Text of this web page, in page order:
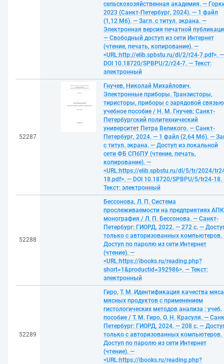
сельскохозяйственная академия. —
2023 (Санкт-Петербург, 2024). — 1 файл
(1,12 Мб). — Загл. с титул. экрана. —
Электронная версия печатной
— Свободный доступ из сети Интернет
(чтение, печать, копирование). —
<URL:http://elib.spbstu.ru/dl/2/r24-7.pdf>. —
DOI 10.18720/SPBPU/2/r24-7. — Текст:
электронный
52287
Гнучев, Николай Михайлович.
Электронные приборы. Транзисторы,
тиристоры, приборы с зарядовой
учебное пособие / Н. М. Гнучев; Санкт-
Петербургский политехнический
университет Петра Великого. — Санкт-
Петербург, 2024. — 1 файл (2,64 Мб). —
с титул. экрана. — Доступ из локальной
сети ФБ СПбПУ (чтение, печать,
копирование). —
<URL:https://elib.spbstu.ru/dl/5/tr/2024/
18.pdf>. — DOI 10.18720/SPBPU/5/tr24-18.
Текст: электронный
52288
Бессонова, Л. П. Система
прослеживаемости на предприятиях
монография / Л. П. Бессонова. — Санкт-
Петербург: ГИОРД, 2022. — 272 с. —
только с авторизованных компьютеров.
Доступ по паролю из сети Интернет
(чтение). —
<URL:https://ibooks.ru/reading.php?
short=1&productid=392986>. — Текст:
электронный
52289
Гиро, Т. М. Идентификация качества
мясных продуктов с применением
гистологических методов анализа : учеб.
пособие / Т. М. Гиро, О. Н. Красуля. —
Петербург: ГИОРД, 2024. — 208 с. —
только с авторизованных компьютеров.
Доступ по паролю из сети Интернет
(чтение). —
<URL:https://ibooks.ru/reading.php?